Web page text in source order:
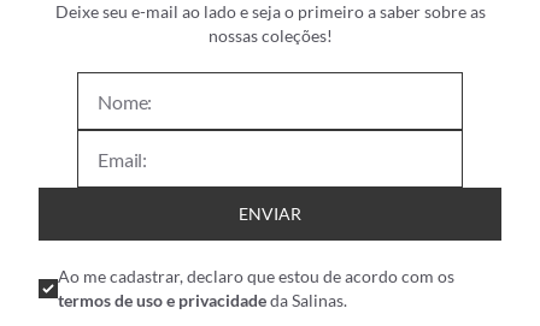
Deixe seu e-mail ao lado e seja o primeiro a saber sobre as
nossas coleções!
ENVIAR
Ao me cadastrar, declaro que estou de acordo com os
termos de uso e privacidadeda Salinas.